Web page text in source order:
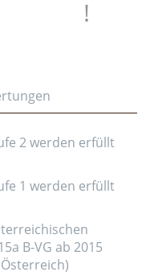
2 werden erfüllt
1 werden erfüllt
B-VG ab 2015